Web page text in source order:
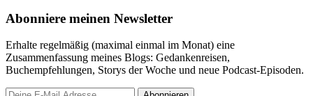
Abonniere meinen Newsletter
Erhalte regelmäßig (maximal einmal im Monat) eine
Zusammenfassung meines Blogs: Gedankenreisen,
Buchempfehlungen, Storys der Woche und neue Podcast-Episoden.